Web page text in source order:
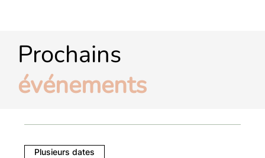
Prochains
événements
Plusieurs dates